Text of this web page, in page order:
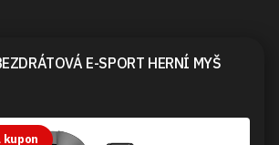
E-SPORT HERNÍ MYŠ
kupon